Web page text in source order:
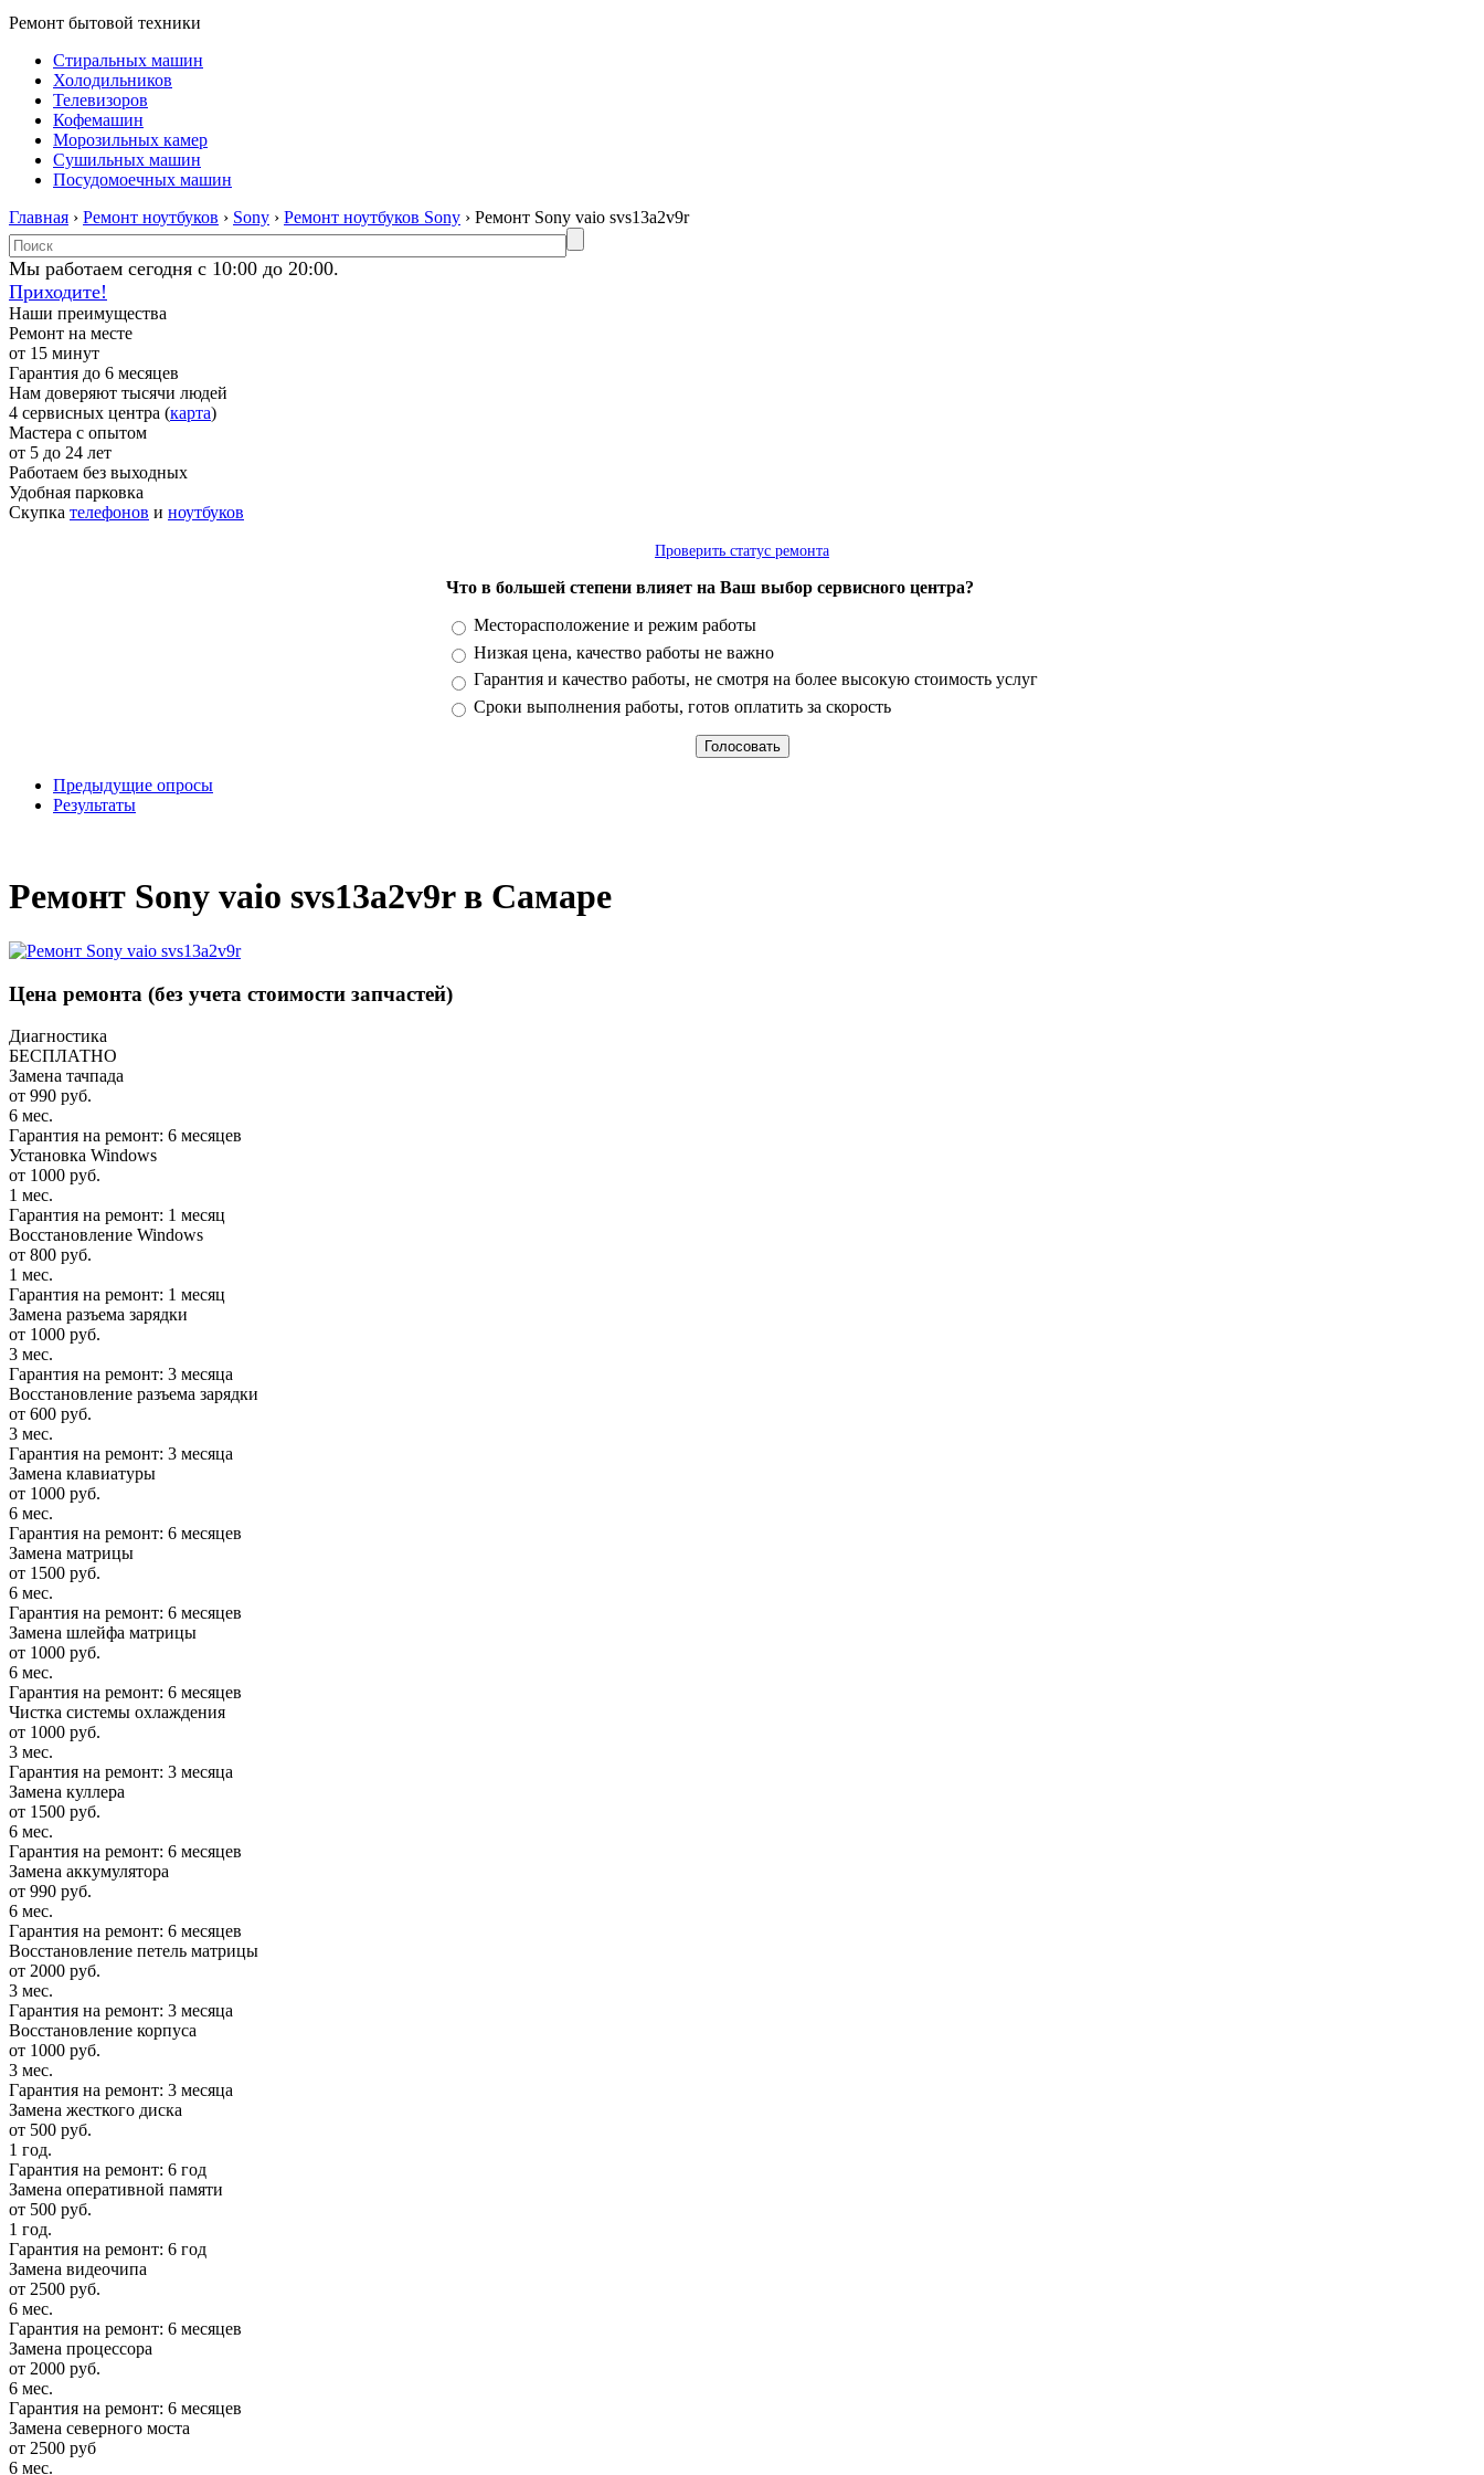
Ремонт бытовой техники
Стиральных машин
Холодильников
Телевизоров
Кофемашин
Морозильных камер
Сушильных машин
Посудомоечных машин
Главная › Ремонт ноутбуков › Sony › Ремонт ноутбуков Sony › Ремонт Sony vaio svs13a2v9r
Мы работаем сегодня с 10:00 до 20:00.
Приходите!
Наши преимущества
Ремонт на месте
от 15 минут
Гарантия до 6 месяцев
Нам доверяют тысячи людей
4 сервисных центра (карта)
Мастера с опытом
от 5 до 24 лет
Работаем без выходных
Удобная парковка
Скупка телефонов и ноутбуков
Проверить статус ремонта
Что в большей степени влияет на Ваш выбор сервисного центра?
Варианты
Месторасположение и режим работы
Низкая цена, качество работы не важно
Гарантия и качество работы, не смотря на более высокую стоимость услуг
Сроки выполнения работы, готов оплатить за скорость
Предыдущие опросы
Результаты
Ремонт Sony vaio svs13a2v9r в Самаре
Цена ремонта (без учета стоимости запчастей)
Диагностика
БЕСПЛАТНО
Замена тачпада
от 990 руб.
6 мес.
Гарантия на ремонт: 6 месяцев
Установка Windows
от 1000 руб.
1 мес.
Гарантия на ремонт: 1 месяц
Восстановление Windows
от 800 руб.
1 мес.
Гарантия на ремонт: 1 месяц
Замена разъема зарядки
от 1000 руб.
3 мес.
Гарантия на ремонт: 3 месяца
Восстановление разъема зарядки
от 600 руб.
3 мес.
Гарантия на ремонт: 3 месяца
Замена клавиатуры
от 1000 руб.
6 мес.
Гарантия на ремонт: 6 месяцев
Замена матрицы
от 1500 руб.
6 мес.
Гарантия на ремонт: 6 месяцев
Замена шлейфа матрицы
от 1000 руб.
6 мес.
Гарантия на ремонт: 6 месяцев
Чистка системы охлаждения
от 1000 руб.
3 мес.
Гарантия на ремонт: 3 месяца
Замена куллера
от 1500 руб.
6 мес.
Гарантия на ремонт: 6 месяцев
Замена аккумулятора
от 990 руб.
6 мес.
Гарантия на ремонт: 6 месяцев
Восстановление петель матрицы
от 2000 руб.
3 мес.
Гарантия на ремонт: 3 месяца
Восстановление корпуса
от 1000 руб.
3 мес.
Гарантия на ремонт: 3 месяца
Замена жесткого диска
от 500 руб.
1 год.
Гарантия на ремонт: 6 год
Замена оперативной памяти
от 500 руб.
1 год.
Гарантия на ремонт: 6 год
Замена видеочипа
от 2500 руб.
6 мес.
Гарантия на ремонт: 6 месяцев
Замена процессора
от 2000 руб.
6 мес.
Гарантия на ремонт: 6 месяцев
Замена северного моста
от 2500 руб
6 мес.